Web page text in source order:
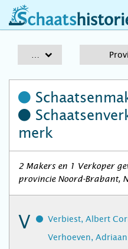
schaatshistorie.nl
merk
2 Makers en 1 Verkoper
provincie Noord-Brabant,
V
Verbiest, Albert
Verhoeven,